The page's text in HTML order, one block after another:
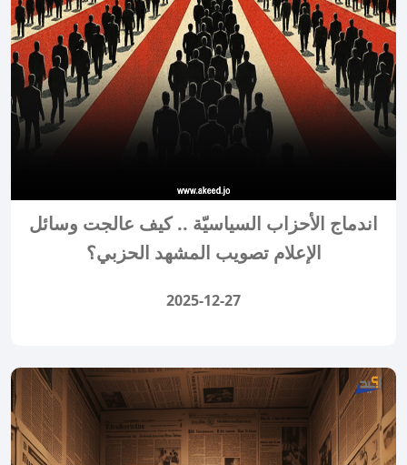
اندماج الأحزاب السياسيّة .. كيف عالجت وسائل
الإعلام تصويب المشهد الحزبي؟
2025-12-27